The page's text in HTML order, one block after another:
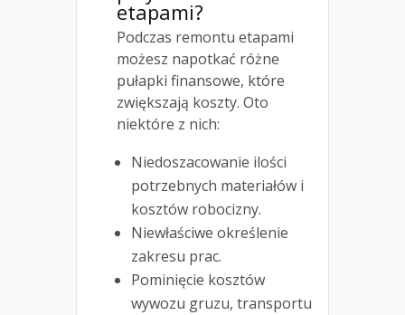
etapami?
Podczas remontu etapami
możesz napotkać różne
pułapki finansowe, które
zwiększają koszty. Oto
niektóre z nich:
Niedoszacowanie ilości
potrzebnych materiałów i
kosztów robocizny.
Niewłaściwe określenie
zakresu prac.
Pominięcie kosztów
wywozu gruzu, transportu